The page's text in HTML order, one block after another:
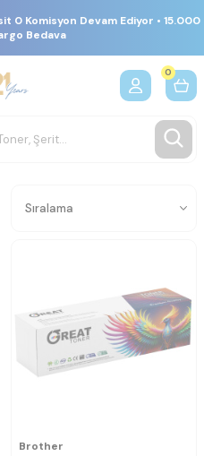
0 Komisyon Devam Ediyor • 15.000
Bedava
0
Brother